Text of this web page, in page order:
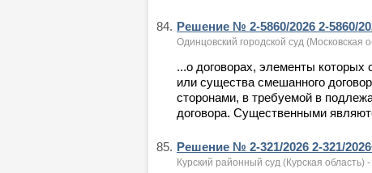
84. Решение № 2-5860/2026 2-5860/
Одинцовский городской суд (Московская
...о договорах, элементы которых
или существа смешанного
сторонами, в требуемой в
договора. Существенными
85. Решение № 2-321/2026 2-321/
Курский районный суд (Курская область)